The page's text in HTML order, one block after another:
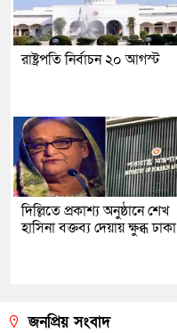
রাষ্ট্রপতি নির্বাচন ২০ আগস্ট
দিল্লিতে প্রকাশ্য অনুষ্ঠানে শেখ
হাসিনা বক্তব্য দেয়ায় ক্ষুব্ধ ঢাকা
জনপ্রিয় সংবাদ